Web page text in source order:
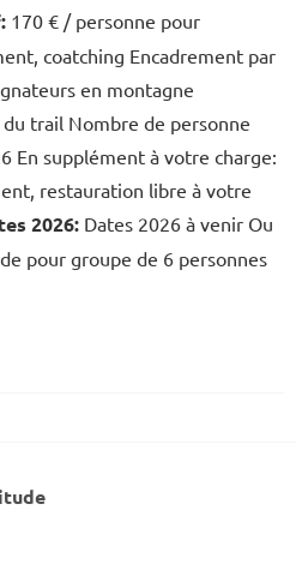
170 € / personne pour
coatching Encadrement par
en montagne
trail Nombre de personne
En supplément à votre charge:
restauration libre à votre
2026:Dates 2026 à venir Ou
pour groupe de 6 personnes